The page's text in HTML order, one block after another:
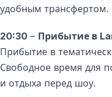
Во сколько
удобным трансфертом.
20:30 – Прибытие в
Прибытие в
Свободное время для
и отдыха перед шоу.